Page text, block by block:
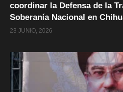
coordinar la Defensa de la
Soberanía Nacional en
23 JUNIO, 2026